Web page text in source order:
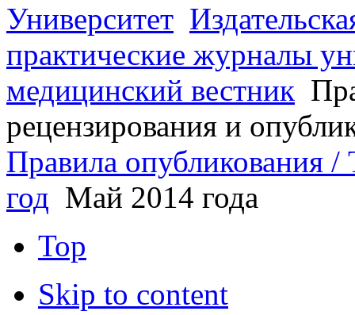
Университет
практические журналы
медицинский вестник
рецензирования и
Правила опубликования
год Май 2014 года
Top
Skip to content